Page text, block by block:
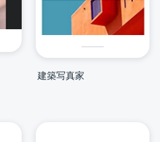
建築写真家